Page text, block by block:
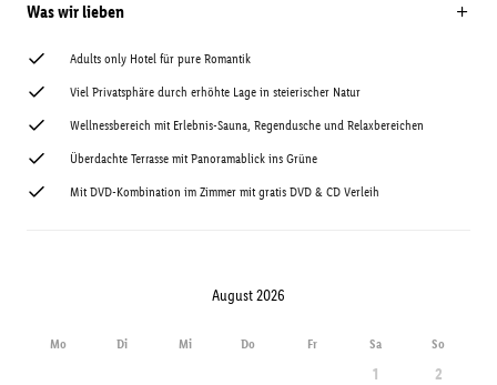
Was wir lieben
Adults only Hotel für pure Romantik
Viel Privatsphäre durch erhöhte Lage in steierischer Natur
Wellnessbereich mit Erlebnis-Sauna, Regendusche und Relaxbereichen
Überdachte Terrasse mit Panoramablick ins Grüne
Mit DVD-Kombination im Zimmer mit gratis DVD & CD Verleih
August 2026
Mo Di Mi Do Fr Sa So
1
2